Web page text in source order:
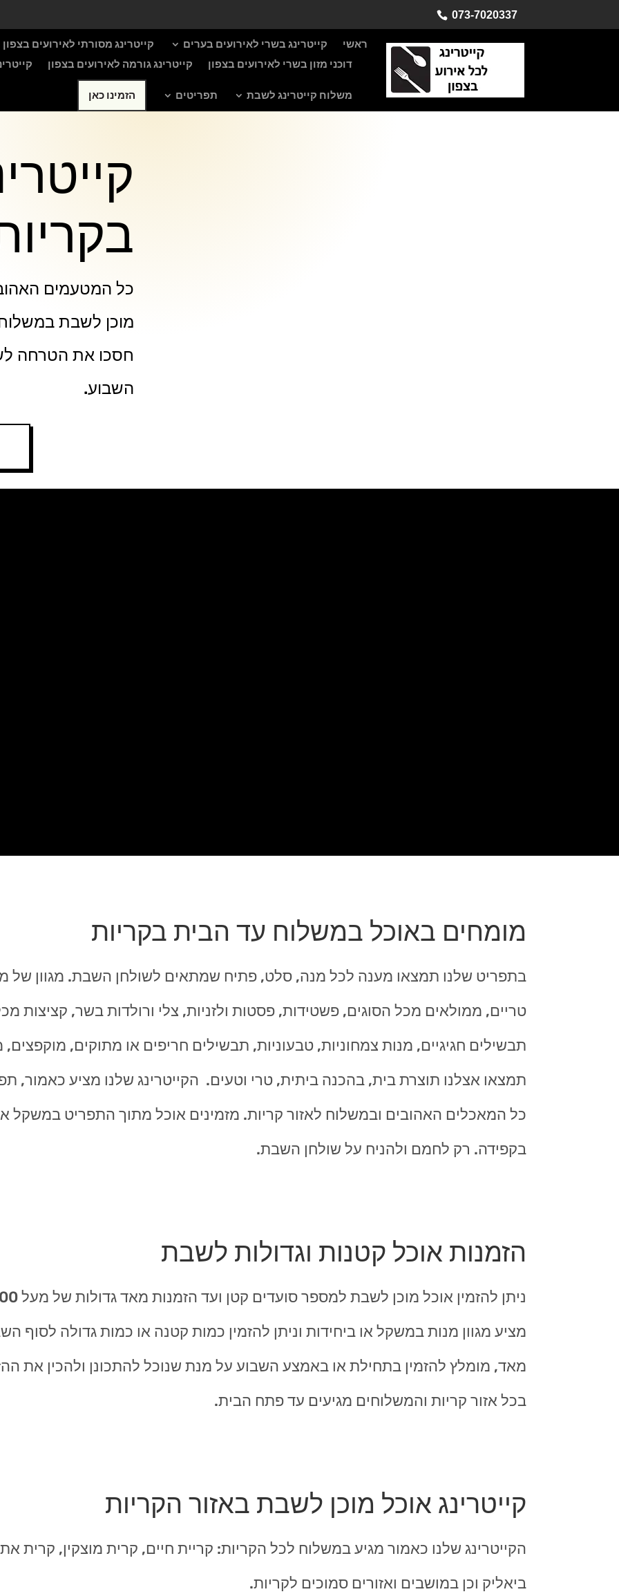
073-7020337
ראשי קייטרינג בשרי לאירועים בערים קייטרינג מסורתי לאירועים בצפון
דוכני מזון בשרי לאירועים בצפון
קייטרינג גורמה לאירועים בצפון
משלוח קייטרינג לשבת תפריטים הזמינו כאן
כל המטעמים
מוכן לשבת
חסכו את הטרחה
השבוע.
מומחים באוכל במשלוח עד הבית בקריות
בתפריט שלנו תמצאו מענה לכל מנה, סלט, פתיח שמתאים לשולחן השבת. מגוון של
טריים, ממולאים מכל הסוגים, פשטידות, פסטות ולזניות, צלי ורולדות בשר, קציצות
תבשילים חגיגיים, מנות צמחוניות, טבעוניות, תבשילים חריפים או מתוקים,
תמצאו אצלנו תוצרת בית, בהכנה ביתית, טרי וטעים. הקייטרינג שלנו מציע כאמור,
כל המאכלים האהובים ובמשלוח לאזור קריות. מזמינים אוכל מתוך התפריט במשקל או
בקפידה. רק לחמם ולהניח על שולחן השבת.
הזמנות אוכל קטנות וגדולות לשבת
מציע מגוון מנות במשקל או ביחידות וניתן להזמין כמות קטנה או כמות גדולה לסוף
מאד, מומלץ להזמין בתחילת או באמצע השבוע על מנת שנוכל להתכונן ולהכין את
בכל אזור קריות והמשלוחים מגיעים עד פתח הבית.
קייטרינג אוכל מוכן לשבת באזור הקריות
הקייטרינג שלנו כאמור מגיע במשלוח לכל הקריות: קריית חיים, קרית מוצקין, קרית
ביאליק וכן במושבים ואזורים סמוכים לקריות.